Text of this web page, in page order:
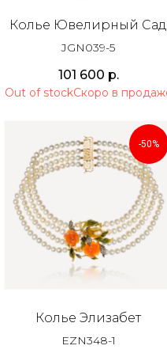
Колье Ювелирный Сад
JGN039-5
101 600 р.
Out of stock
-50%
Колье Элизабет
EZN348-1